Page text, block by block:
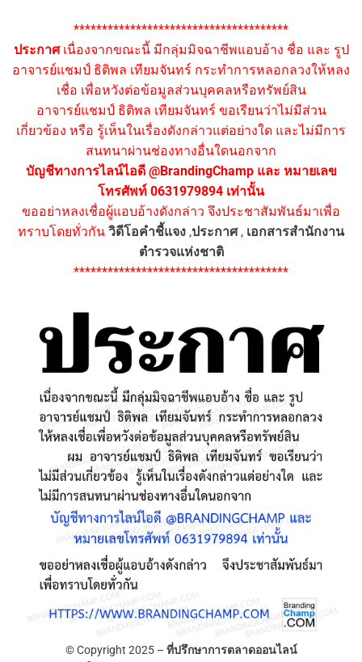
**************************************
ประกาศเนื่องจากขณะนี้ มีกลุ่มมิจฉาชีพแอบอ้าง ชื่อ และ รูป
อาจารย์แชมป์ ธิติพล เทียมจันทร์ กระทำการหลอกลวงให้หลง
เชื่อ เพื่อหวังต่อข้อมูลส่วนบุคคลหรือทรัพย์สิน
อาจารย์แชมป์ ธิติพล เทียมจันทร์ ขอเรียนว่าไม่มีส่วน
เกี่ยวข้อง หรือ รู้เห็นในเรื่องดังกล่าวแต่อย่างใด และไม่มีการ
สนทนาผ่านช่องทางอื่นใดนอกจาก
บัญชีทางการไลน์ไอดี @BrandingChamp และ หมายเลข
โทรศัพท์ 0631979894 เท่านั้น
ขออย่าหลงเชื่อผู้แอบอ้างดังกล่าว จึงประชาสัมพันธ์มาเพื่อ
ทราบโดยทั่วกัน วิดีโอคำชี้แจง ,ประกาศ, เอกสารสำนักงาน
ตำรวจแห่งชาติ
**************************************
© Copyright 2025 – ที่ปรึกษาการตลาดออนไลน์